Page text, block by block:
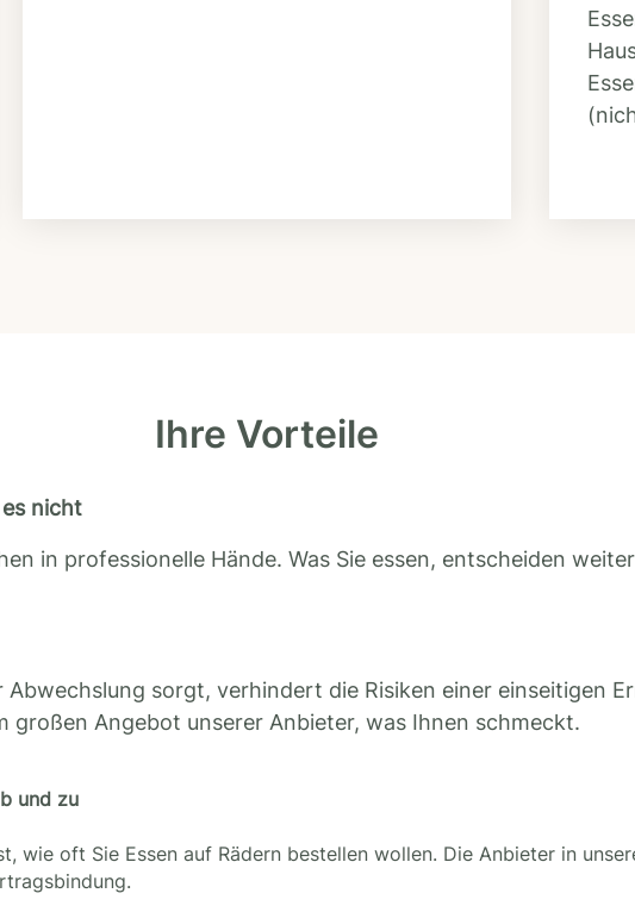
Ihre Vorteile
nicht
in professionelle Hände. Was Sie essen, entscheiden
Abwechslung sorgt, verhindert die Risiken einer einseitigen
großen Angebot unserer Anbieter, was Ihnen schmeckt.
und zu
wie oft Sie Essen auf Rädern bestellen wollen. Die Anbieter in